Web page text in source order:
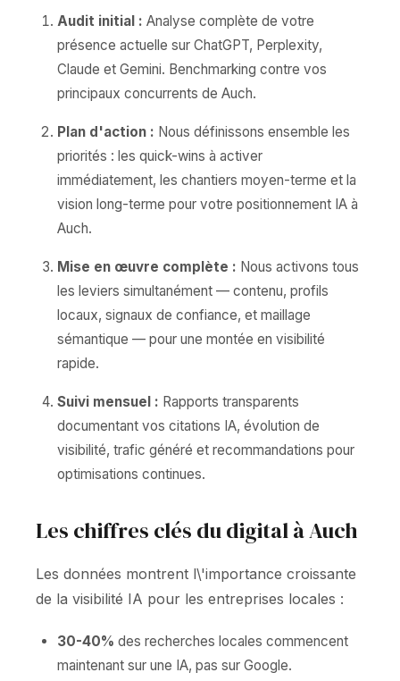
Audit initial : Analyse complète de votre
présence actuelle sur ChatGPT, Perplexity,
Claude et Gemini. Benchmarking contre vos
principaux concurrents de Auch.
Plan d'action : Nous définissons ensemble les
priorités : les quick-wins à activer
immédiatement, les chantiers moyen-terme et la
vision long-terme pour votre positionnement IA à
Auch.
Mise en œuvre complète : Nous activons tous
les leviers simultanément — contenu, profils
locaux, signaux de confiance, et maillage
sémantique — pour une montée en visibilité
rapide.
Suivi mensuel : Rapports transparents
documentant vos citations IA, évolution de
visibilité, trafic généré et recommandations pour
optimisations continues.
Les chiffres clés du digital à Auch
Les données montrent l\'importance croissante
de la visibilité IA pour les entreprises locales :
30-40% des recherches locales commencent
maintenant sur une IA, pas sur Google.